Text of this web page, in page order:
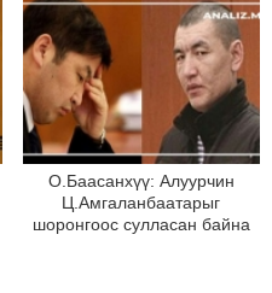
О.Баасанхүү: Алуурчин
Ц.Амгаланбаатарыг
шоронгоос сулласан байна